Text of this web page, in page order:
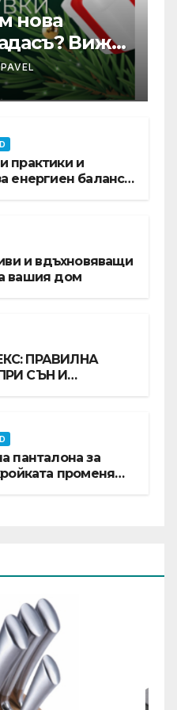
нова
Вижте
…
PAVEL
практики и
енергиен баланс в
и вдъхновяващи
вашия дом
ПРАВИЛНА
СЪН И
панталона за
променя